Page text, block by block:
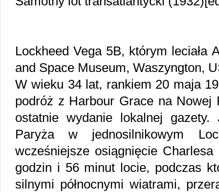
Lockheed Vega 5B, którym leciała
and Space Museum, Waszyngton,
W wieku 34 lat, rankiem 20 maja
podróż z Harbour Grace na Nowej
ostatnie wydanie lokalnej
Paryża w jednosilnikowym
wcześniejsze osiągnięcie
godzin i 56 minut locie, podczas
silnymi północnymi wiatrami,